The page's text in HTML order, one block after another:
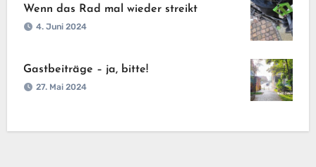
Wenn das Rad mal wieder streikt
4. Juni 2024
Gastbeiträge – ja, bitte!
27. Mai 2024